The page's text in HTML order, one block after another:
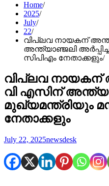
Home
2025
July
22
വിപ്ലവ നായകന്
അന്ത്യാഞ്ജലി
സിപിഎം നേതാക്കളും
വിപ്ലവ നായകന്
വി എസിന്
മുഖ്യമന്ത്രിയും
നേതാക്കളും
July 22, 2025newsdesk